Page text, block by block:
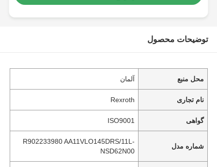
توضیحات محصول
محل منبع آلمان
نام تجاری Rexroth
گواهی ISO9001
شماره مدل
R902233980 AA11VLO145DRS/11L-
NSD62N00